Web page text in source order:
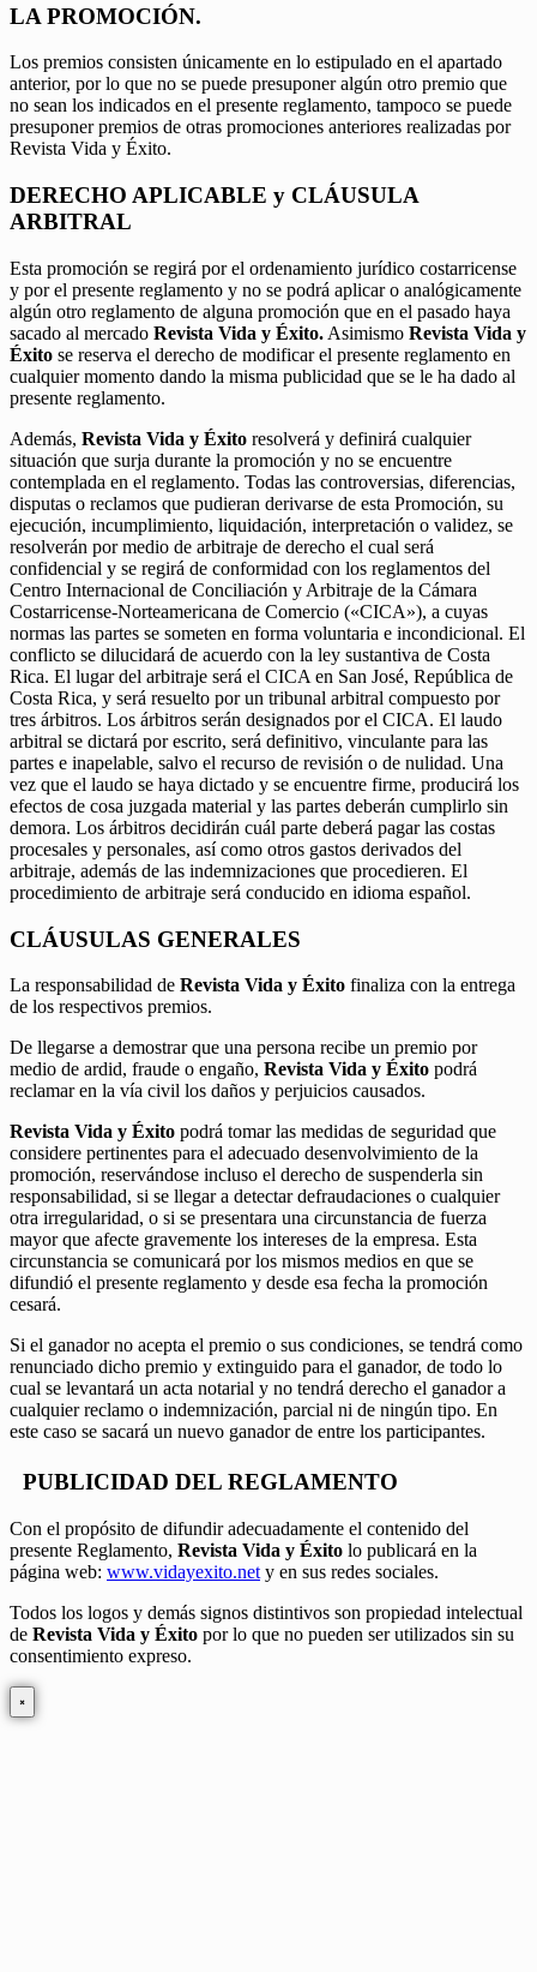
LA PROMOCIÓN.
Los premios consisten únicamente en lo estipulado en el apartado
anterior, por lo que no se puede presuponer algún otro premio que
no sean los indicados en el presente reglamento, tampoco se puede
presuponer premios de otras promociones anteriores realizadas por
Revista Vida y Éxito.
DERECHO APLICABLE y CLÁUSULA
ARBITRAL
Esta promoción se regirá por el ordenamiento jurídico costarricense
y por el presente reglamento y no se podrá aplicar o analógicamente
algún otro reglamento de alguna promoción que en el pasado haya
sacado al mercado Revista Vida y Éxito. Asimismo Revista Vida y
Éxito se reserva el derecho de modificar el presente reglamento en
cualquier momento dando la misma publicidad que se le ha dado al
presente reglamento.
Además, Revista Vida y Éxito resolverá y definirá cualquier
situación que surja durante la promoción y no se encuentre
contemplada en el reglamento. Todas las controversias, diferencias,
disputas o reclamos que pudieran derivarse de esta Promoción, su
ejecución, incumplimiento, liquidación, interpretación o validez, se
resolverán por medio de arbitraje de derecho el cual será
confidencial y se regirá de conformidad con los reglamentos del
Centro Internacional de Conciliación y Arbitraje de la Cámara
Costarricense-Norteamericana de Comercio («CICA»), a cuyas
normas las partes se someten en forma voluntaria e incondicional. El
conflicto se dilucidará de acuerdo con la ley sustantiva de Costa
Rica. El lugar del arbitraje será el CICA en San José, República de
Costa Rica, y será resuelto por un tribunal arbitral compuesto por
tres árbitros. Los árbitros serán designados por el CICA. El laudo
arbitral se dictará por escrito, será definitivo, vinculante para las
partes e inapelable, salvo el recurso de revisión o de nulidad. Una
vez que el laudo se haya dictado y se encuentre firme, producirá los
efectos de cosa juzgada material y las partes deberán cumplirlo sin
demora. Los árbitros decidirán cuál parte deberá pagar las costas
procesales y personales, así como otros gastos derivados del
arbitraje, además de las indemnizaciones que procedieren. El
procedimiento de arbitraje será conducido en idioma español.
CLÁUSULAS GENERALES
La responsabilidad de Revista Vida y Éxito finaliza con la entrega
de los respectivos premios.
De llegarse a demostrar que una persona recibe un premio por
medio de ardid, fraude o engaño, Revista Vida y Éxito podrá
reclamar en la vía civil los daños y perjuicios causados.
Revista Vida y Éxito podrá tomar las medidas de seguridad que
considere pertinentes para el adecuado desenvolvimiento de la
promoción, reservándose incluso el derecho de suspenderla sin
responsabilidad, si se llegar a detectar defraudaciones o cualquier
otra irregularidad, o si se presentara una circunstancia de fuerza
mayor que afecte gravemente los intereses de la empresa. Esta
circunstancia se comunicará por los mismos medios en que se
difundió el presente reglamento y desde esa fecha la promoción
cesará.
Si el ganador no acepta el premio o sus condiciones, se tendrá como
renunciado dicho premio y extinguido para el ganador, de todo lo
cual se levantará un acta notarial y no tendrá derecho el ganador a
cualquier reclamo o indemnización, parcial ni de ningún tipo. En
este caso se sacará un nuevo ganador de entre los participantes.
PUBLICIDAD DEL REGLAMENTO
Con el propósito de difundir adecuadamente el contenido del
presente Reglamento, Revista Vida y Éxito lo publicará en la
página web: www.vidayexito.net y en sus redes sociales.
Todos los logos y demás signos distintivos son propiedad intelectual
de Revista Vida y Éxito por lo que no pueden ser utilizados sin su
consentimiento expreso.
×